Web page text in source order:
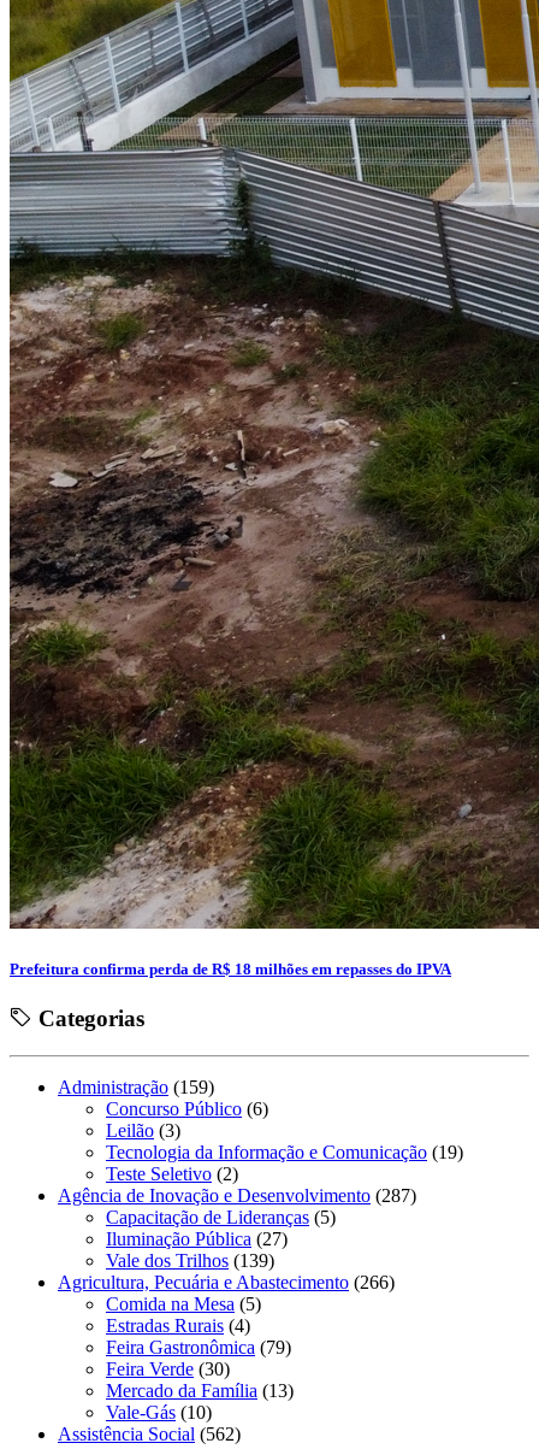
Prefeitura confirma perda de R$ 18 milhões em repasses do IPVA
Categorias
Administração (159)
Concurso Público (6)
Leilão (3)
Tecnologia da Informação e Comunicação (19)
Teste Seletivo (2)
Agência de Inovação e Desenvolvimento (287)
Capacitação de Lideranças (5)
Iluminação Pública (27)
Vale dos Trilhos (139)
Agricultura, Pecuária e Abastecimento (266)
Comida na Mesa (5)
Estradas Rurais (4)
Feira Gastronômica (79)
Feira Verde (30)
Mercado da Família (13)
Vale-Gás (10)
Assistência Social (562)